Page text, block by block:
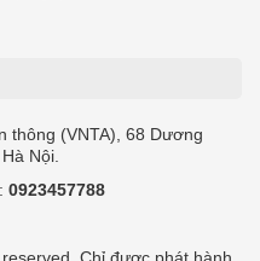
thông (VNTA), 68 Dương
Nội.
0923457788
Chỉ được phát hành